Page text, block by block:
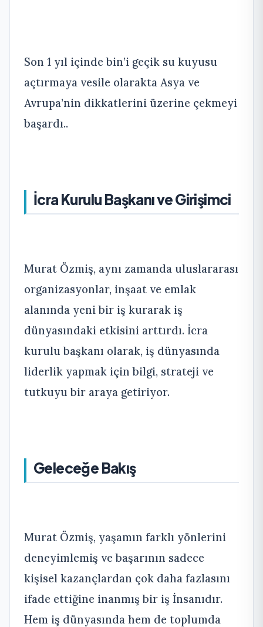
Son 1 yıl içinde bin’i geçik su kuyusu
açtırmaya vesile olarakta Asya ve
Avrupa’nin dikkatlerini üzerine çekmeyi
başardı..
İcra Kurulu Başkanı ve Girişimci
Murat Özmiş, aynı zamanda uluslararası
organizasyonlar, inşaat ve emlak
alanında yeni bir iş kurarak iş
dünyasındaki etkisini arttırdı. İcra
kurulu başkanı olarak, iş dünyasında
liderlik yapmak için bilgi, strateji ve
tutkuyu bir araya getiriyor.
Geleceğe Bakış
Murat Özmiş, yaşamın farklı yönlerini
deneyimlemiş ve başarının sadece
kişisel kazançlardan çok daha fazlasını
ifade ettiğine inanmış bir iş İnsanıdır.
Hem iş dünyasında hem de toplumda